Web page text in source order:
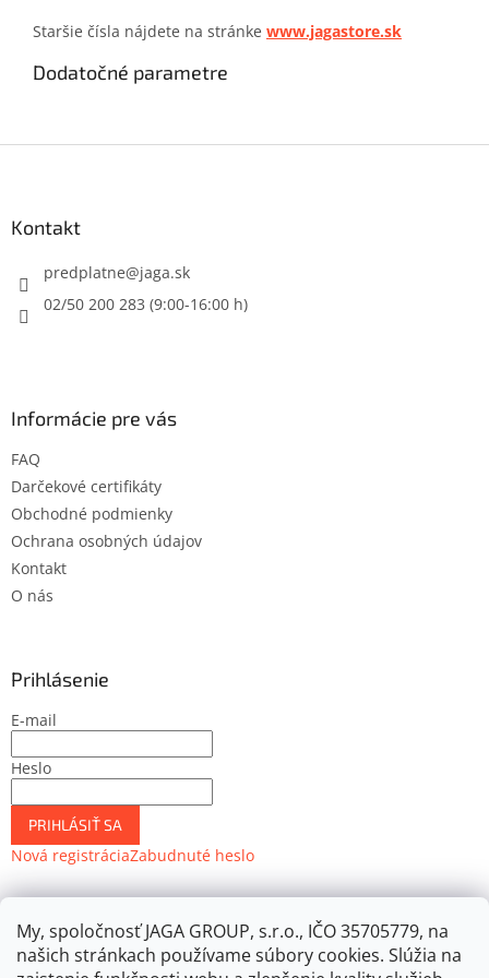
My, spoločnosť JAGA GROUP, s.r.o., IČO 35705779, na
našich stránkach používame súbory cookies. Slúžia na
Staršie čísla nájdete na stránke www.jagastore.sk
Dodatočné parametre
Kontakt
predplatne@jaga.sk
02/50 200 283 (9:00-16:00 h)
Informácie pre vás
FAQ
Darčekové certifikáty
Obchodné podmienky
Ochrana osobných údajov
Kontakt
O nás
Prihlásenie
E-mail
Heslo
PRIHLÁSIŤ SA
Nová registráciaZabudnuté heslo
JAGASTORE.sk Môjdom.sk Urobsisám.sk Záhrada.sk
ASB.sk JAGA.sk